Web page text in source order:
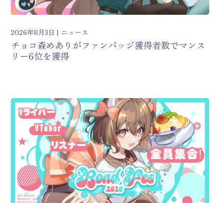
2026年8月3日 ニュース
チョコ森めありがファンバッジ獲得者数でマンス
リー6位を獲得